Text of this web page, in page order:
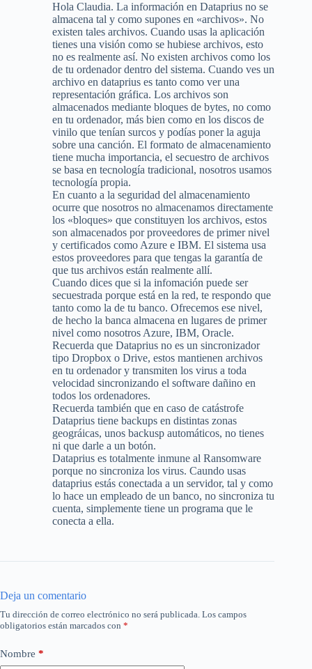
Hola Claudia. La información en Dataprius no se
almacena tal y como supones en «archivos». No
existen tales archivos. Cuando usas la aplicación
tienes una visión como se hubiese archivos, esto
no es realmente así. No existen archivos como los
de tu ordenador dentro del sistema. Cuando ves un
archivo en dataprius es tanto como ver una
representación gráfica. Los archivos son
almacenados mediante bloques de bytes, no como
en tu ordenador, más bien como en los discos de
vinilo que tenían surcos y podías poner la aguja
sobre una canción. El formato de almacenamiento
tiene mucha importancia, el secuestro de archivos
se basa en tecnología tradicional, nosotros usamos
tecnología propia.
En cuanto a la seguridad del almacenamiento
ocurre que nosotros no almacenamos directamente
los «bloques» que constituyen los archivos, estos
son almacenados por proveedores de primer nivel
y certificados como Azure e IBM. El sistema usa
estos proveedores para que tengas la garantía de
que tus archivos están realmente allí.
Cuando dices que si la infomación puede ser
secuestrada porque está en la red, te respondo que
tanto como la de tu banco. Ofrecemos ese nivel,
de hecho la banca almacena en lugares de primer
nivel como nosotros Azure, IBM, Oracle.
Recuerda que Dataprius no es un sincronizador
tipo Dropbox o Drive, estos mantienen archivos
en tu ordenador y transmiten los virus a toda
velocidad sincronizando el software dañino en
todos los ordenadores.
Recuerda también que en caso de catástrofe
Dataprius tiene backups en distintas zonas
geográicas, unos backusp automáticos, no tienes
ni que darle a un botón.
Dataprius es totalmente inmune al Ransomware
porque no sincroniza los virus. Caundo usas
dataprius estás conectada a un servidor, tal y como
lo hace un empleado de un banco, no sincroniza tu
cuenta, simplemente tiene un programa que le
conecta a ella.
Deja un comentario
Tu dirección de correo electrónico no será publicada. Los campos
obligatorios están marcados con *
Nombre *